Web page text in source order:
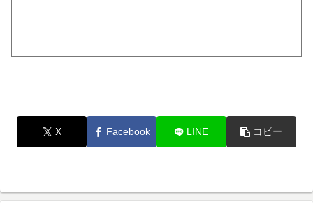
X Facebook LINE コピー